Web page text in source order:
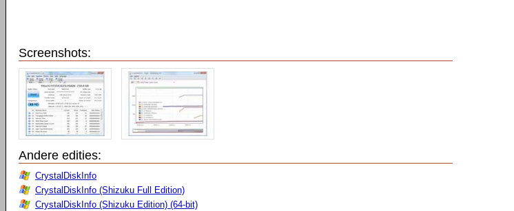
Screenshots:
Andere edities:
CrystalDiskInfo
CrystalDiskInfo (Shizuku Full Edition)
CrystalDiskInfo (Shizuku Edition) (64-bit)